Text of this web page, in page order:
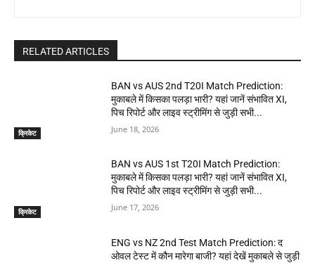
RELATED ARTICLES
क्रिकेट
BAN vs AUS 2nd T20I Match Prediction:
मुकाबले में किसका पलड़ा भारी? यहां जानें संभावित XI,
पिच रिपोर्ट और लाइव स्ट्रीमिंग से जुड़ी सभी...
June 18, 2026
क्रिकेट
BAN vs AUS 1st T20I Match Prediction:
मुकाबले में किसका पलड़ा भारी? यहां जानें संभावित XI,
पिच रिपोर्ट और लाइव स्ट्रीमिंग से जुड़ी सभी...
June 17, 2026
ENG vs NZ 2nd Test Match Prediction: द
ओवल टेस्ट में कौन मारेगा बाजी? यहां देखें मुकाबले से जुड़ी